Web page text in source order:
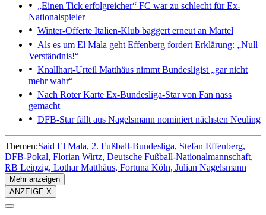
„Einen Tick erfolgreicher“ FC war zu schlecht für Ex-
Nationalspieler
Winter-Offerte Italien-Klub baggert erneut an Martel
Als es um El Mala geht Effenberg fordert Erklärung: „Null
Verständnis!“
Knallhart-Urteil Matthäus nimmt Bundesligist „gar nicht
mehr wahr“
Nach Roter Karte Ex-Bundesliga-Star von Fan nass
gemacht
DFB-Star fällt aus Nagelsmann nominiert nächsten Neuling
Themen:Said El Mala 2. Fußball-Bundesliga Stefan Effenberg
DFB-Pokal Florian Wirtz Deutsche Fußball-Nationalmannschaft
RB Leipzig Lothar Matthäus Fortuna Köln Julian Nagelsmann
Mehr anzeigen
ANZEIGE X